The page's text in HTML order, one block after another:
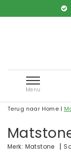
Menu
Terug naar Home |
Merk: Matstone |